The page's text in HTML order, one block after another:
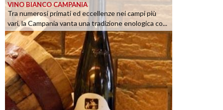
VINO BIANCO CAMPANIA
Tra numerosi primati ed eccellenze nei campi più
vari, la Campania vanta una tradizione enologica co...